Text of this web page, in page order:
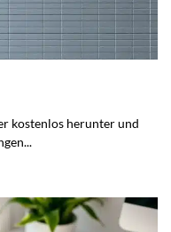
kostenlos herunter und